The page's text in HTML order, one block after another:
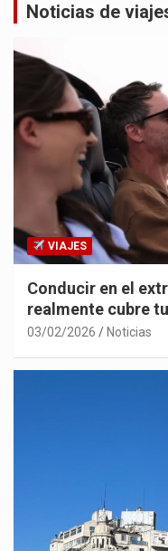
Noticias de
VIAJES
Conducir en el
realmente cubre
03/02/2026 Noticias